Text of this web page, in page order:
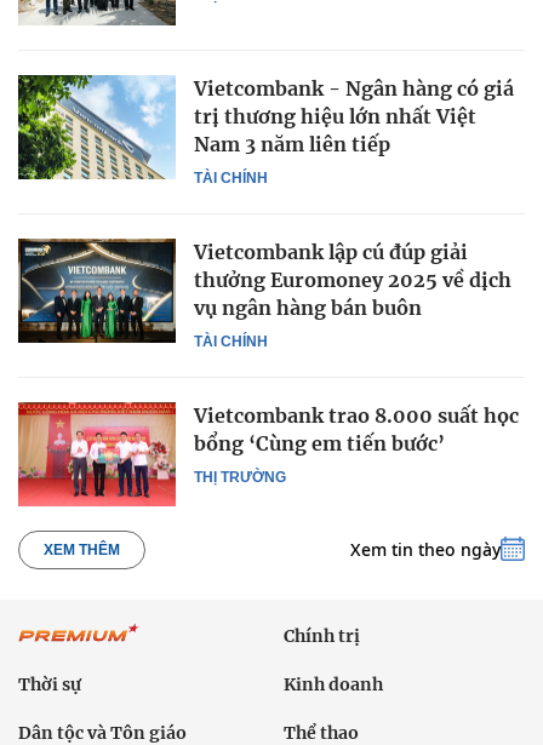
TÀI CHÍNH
Vietcombank - Ngân hàng có giá
trị thương hiệu lớn nhất Việt
Nam 3 năm liên tiếp
TÀI CHÍNH
Vietcombank lập cú đúp giải
thưởng Euromoney 2025 về dịch
vụ ngân hàng bán buôn
THỊ TRƯỜNG
Vietcombank trao 8.000 suất học
bổng ‘Cùng em tiến bước’
XEM THÊM Xem tin theo ngày
Chính trị
Thời sự Kinh doanh
Dân tộc và Tôn giáo Thể thao